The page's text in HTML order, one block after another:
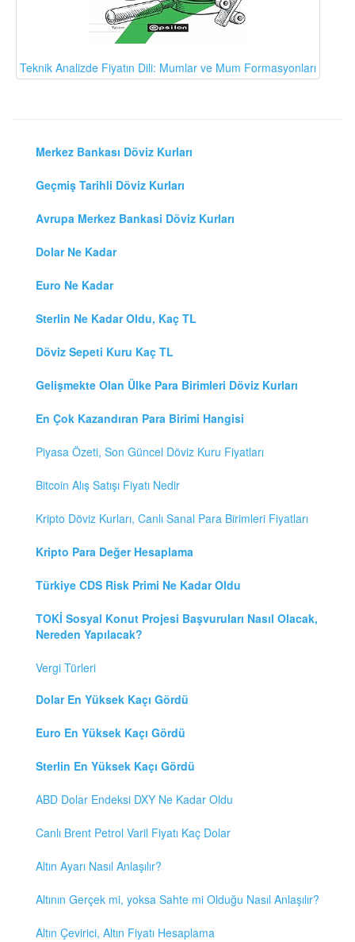
Teknik Analizde Fiyatın Dili: Mumlar ve Mum Formasyonları
Merkez Bankası Döviz Kurları
Geçmiş Tarihli Döviz Kurları
Avrupa Merkez Bankasi Döviz Kurları
Dolar Ne Kadar
Euro Ne Kadar
Sterlin Ne Kadar Oldu, Kaç TL
Döviz Sepeti Kuru Kaç TL
Gelişmekte Olan Ülke Para Birimleri Döviz Kurları
En Çok Kazandıran Para Birimi Hangisi
Piyasa Özeti, Son Güncel Döviz Kuru Fiyatları
Bitcoin Alış Satışı Fiyatı Nedir
Kripto Döviz Kurları, Canlı Sanal Para Birimleri Fiyatları
Kripto Para Değer Hesaplama
Türkiye CDS Risk Primi Ne Kadar Oldu
TOKİ Sosyal Konut Projesi Başvuruları Nasıl Olacak,
Nereden Yapılacak?
Vergi Türleri
Dolar En Yüksek Kaçı Gördü
Euro En Yüksek Kaçı Gördü
Sterlin En Yüksek Kaçı Gördü
ABD Dolar Endeksi DXY Ne Kadar Oldu
Canlı Brent Petrol Varil Fiyatı Kaç Dolar
Altın Ayarı Nasıl Anlaşılır?
Altının Gerçek mi, yoksa Sahte mi Olduğu Nasıl Anlaşılır?
Altın Çevirici, Altın Fiyatı Hesaplama